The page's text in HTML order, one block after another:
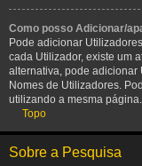
Como posso Adicionar/
Pode adicionar
cada Utilizador, existe um
alternativa, pode adicionar
Nomes de Utilizadores.
utilizando a mesma página.
Topo
Sobre a Pesquisa